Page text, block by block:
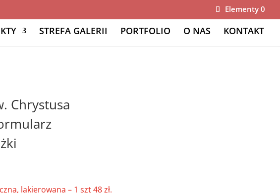
Elementy 0
STREFA GALERII PORTFOLIO O NAS KONTAKT
Chrystusa
lakierowana – 1 szt 48 zł.